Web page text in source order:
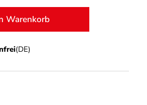
gewünschten Wert
Warenkorb
(DE)